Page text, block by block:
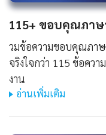
115+ ขอบคุณภาษ
วมข้อความขอบคุณภา
จริงใจกว่า 115 ข้อคว
งาน
อ่านเพิ่มเติม